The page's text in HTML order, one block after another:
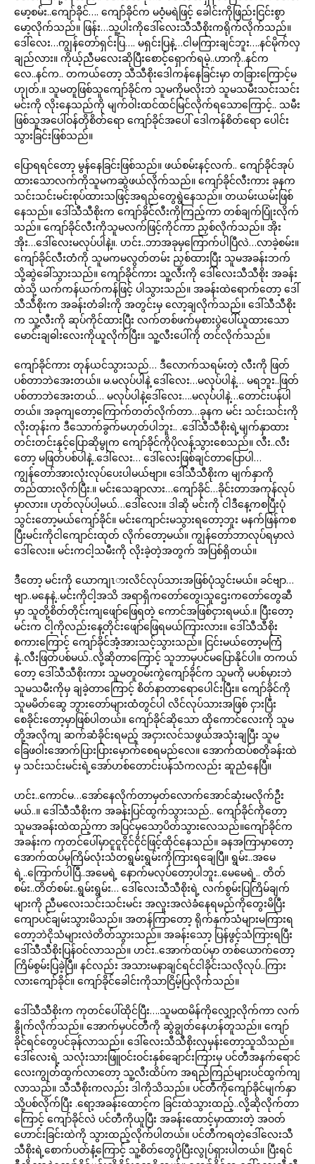
မော့စမ်း..ကျော်ခိုင်…. ကျော်ခိုင်က မဝံ့မရဲဖြင့် ခေါင်းကိုဖြည်းငြင်းစွာ
မော့လိုက်သည်။ ဖြန်း…သူ့ပါးကိုဒေါ်လေးသီသီစိုးကရိုက်လိုက်သည်။
ဒေါ်လေး…ကျွန်တော်ရှင်းပြ…. မရှင်းပြနဲ့…ငါမကြားချင်ဘူး….နင်မိုက်လှ
ချည်လား။ ကိုယ့်ညီမလေးဆိုပြီးစောင့်ရှောက်ရမဲ့..ဟာကို..နင်က
လေ..နင်က.. တကယ်တော့ သီသီစိုးဒေါကန်နေခြင်းမှာ တခြားကြောင့်မ
ဟုုတ်.။ သူမတူဖြစ်သူကျော်ခိုင်က သူမကိုမလိုးဘဲ သူမသမီးသင်းသင်း
မင်းကို လိုးနေသည်ကို မျက်ဝါးထင်ထင်မြင်လိုက်ရသောကြောင့်.. သမီး
ဖြစ်သူအပေါ်ဝန်တိုစိတ်ရော ကျော်ခိုင်အပေါ် ဒေါကန်စိတ်ရော ပေါင်း
သွားခြင်းဖြစ်သည်။
ပြောရရင်တော့ မွန်နေခြင်းဖြစ်သည်။ ဖယ်စမ်းနင့်လက်.. ကျော်ခိုင်အုပ်
ထားသောလက်ကိုသူမကဆွဲဖယ်လိုက်သည်။ ကျော်ခိုင်လီးကား ခုနက
သင်းသင်းမင်းစုပ်ထားသဖြင့်အရည်တွေရွဲနေသည်။ တယမ်းယမ်းဖြစ်
နေသည်။ ဒေါ်သီသီစိုးက ကျော်ခိုင်လီးကိုကြည့်ကာ တစ်ချက်ပြုံးလိုက်
သည်။ ကျော်ခိုင်လီးကိုသူမလက်ဖြင့်ကိုင်ကာ ညှစ်လိုက်သည်။ အိုး
အိုး…ဒေါ်လေးမလုပ်ပါနဲ့။. ဟင်း..ဘာအခုမှကြောက်ပါပြီလဲ…လာခဲ့စမ်း။
ကျော်ခိုင်လီးတံကို သူမကမလွတ်တမ်း ညှစ်ထားပြီး သူမအခန်းဘက်
သို့ဆွဲခေါ်သွားသည်။ ကျော်ခိုင်ကား သူ့လီးကို ဒေါ်လေးသီသီစိုး အခန်း
ထဲသို့ ယက်ကန်ယက်ကန်ဖြင့် ပါသွားသည်။ အခန်းထဲရောက်တော့ ဒေါ်
သီသီစိုးက အခန်းတံခါးကို အတွင်းမှ လော့ချလိုက်သည်။ ဒေါ်သီသီစိုး
က သူ့လီးကို ဆုပ်ကိုင်ထားပြီး လက်တစ်ဖက်မှစားပွဲပေါ်ယူထားသော
မောင်းချဓါးလေးကိုယူလိုက်ပြီး။ သူ့လီးပေါ်ကို တင်လိုက်သည်။
ကျော်ခိုင်ကား တုန်ယင်သွားသည်… ဒီလောက်သရမ်းတဲ့ လီးကို ဖြတ်
ပစ်တာဘဲအေးတယ်။ မ.မလုပ်ပါနဲ့ ဒေါ်လေး…မလုပ်ပါနဲ့… မရဘူး..ဖြတ်
ပစ်တာဘဲအေးတယ်… မလုပ်ပါနဲ့ဒေါ်လေး….မလုပ်ပါနဲ့…တောင်းပန်ပါ
တယ်။ အခုကျတော့ကြောက်တတ်လိုက်တာ…ခုနက မင်း သင်းသင်းကို
လိုးတုန်းက ဒီသောက်ခွက်မဟုတ်ပါဘူး.. .ဒေါ်သီသီစိုးရဲ့မျက်နှာထား
တင်းတင်းနှင့်ပြောဆိုမွုက ကျော်ခိုင်ကိုပိုလန့်သွားစေသည်။ လီး..လီး
တော့ မဖြတ်ပစ်ပါနဲ့..ဒေါ်လေး… ဒေါ်လေးဖြစ်ချင်တာပြောပါ…
ကျွန်တော်အားလုံးလုပ်ပေးပါမယ်ဗျာ။ ဒေါ်သီသီစိုးက မျက်နှာကို
တည်ထားလိုက်ပြီး.။ မင်းသေချာလား…ကျော်ခိုင်…ခိုင်းတာအကုန်လုပ်
မှာလား။ ဟုတ်လုပ်ပါ့မယ်…ဒေါ်လေး။ ဒါဆို မင်းကို ငါဒီနေ့ကစပြီးပုံ
သွင်းတော့မယ်ကျော်ခိုင်။ မင်းကျောင်းမသွားရတော့ဘူး မနက်ဖြန်ကစ
ပြီးမင်းကိုငါကျောင်းထုတ် လိုက်တော့မယ်။ ကျွန်တော်ဘာလုပ်ရမှာလဲ
ဒေါ်လေး။ မင်းကငါ့သမီးကို လိုးခဲ့တဲ့အတွက် အပြစ်ရှိတယ်။
ဒီတော့ မင်းကို ယောကျၤားလိင်လုပ်သားအဖြစ်ပုံသွင်းမယ်။ ခင်ဗျာ…
ဗျာ..မနေနဲ့..မင်းကိုငါ့အသိ အရာရှိကတော်တွေ၊သူဌေးကတော်တွေဆီ
မှာ သူတို့စိတ်တိုင်းကျဖျော်ဖြေရတဲ့ ကောင်အဖြစ်ငှားရမယ်.။ ပြီးတော့
မင်းက ငါ့ကိုလည်းနေ့တိုင်းဖျော်ဖြေရမယ်ကြားလား။ ဒေါ်သီသီစိုး
စကားကြောင့် ကျော်ခိုင်အံ့အားသင့်သွားသည်။ ငြင်းမယ်တော့မကြံ
နဲ့..လီးဖြတ်ပစ်မယ်..လို့ဆိုတာကြောင့် သူဘာမှပင်မပြောနိုင်ပါ။ တကယ်
တော့ ဒေါ်သီသီစိုးကား သူမတူဝမ်းကွဲကျော်ခိုင်က သူမကို မပစ်မှားဘဲ
သူမသမီးကိုမှ ချခဲ့တာကြောင့် စိတ်နာတာရောပေါင်းပြီး။ ကျော်ခိုင်ကို
သူမမိတ်ဆွေ ဘွားတော်များထံတွင်ပါ လိင်လုပ်သားအဖြစ် ငှားပြီး
စေခိုင်းတော့မှာဖြစ်ပါတယ်။ ကျော်ခိုင်ဆိုသော ထိုကောင်လေးကို သူမ
တို့အလိုကျ ဆက်ဆံခိုင်းရမည့် အငှားလင်သဖွယ်အသုံးချပြီး သူမ
ခြေဖဝါးအောက်ပြားပြားမှောက်စေရမည်လေ။ အောက်ထပ်စတိုခန်းထဲ
မှ သင်းသင်းမင်းရဲ့အော်ဟစ်တောင်းပန်သံကလည်း ဆူညံနေပြီ။
ဟင်း..ကောင်မ…အော်နေလိုက်တာမှတ်လောက်အောင်ဆုံးမလိုက်ဦး
မယ်..။ ဒေါ်သီသီစိုးက အခန်းပြင်ထွက်သွားသည်.. ကျော်ခိုင်ကိုတော့
သူမအခန်းထဲထည့်ကာ အပြင်မှသော့ပိတ်သွားလေသည်။ကျော်ခိုင်က
အခန်းက ကုတင်ပေါ်မှာငူငူငိုင်ငိုင်ဖြင့်ထိုင်နေသည်။ ခနအကြာမှာတော့
အောက်ထပ်မှကြိမ်လုံးသံတရွမ်းရွမ်းကိုကြားရချေပြီ။ ရွမ်း..အမေ
ရဲ့..ကြောက်ပါပြီ..အမေရဲ့ နောက်မလုပ်တော့ပါဘူး..မေမေရဲ့.. တိတ်
စမ်း..တိတ်စမ်း..ရွမ်းရွမ်း… ဒေါ်လေးသီသီစိုးရဲ့ လက်စွမ်းပြကြိမ်ချက်
များကို ညီမလေးသင်းသင်းမင်း အလူးအလဲခံနေရမည်ကိုတွေးမိပြီး
ကျောပင်ချမ်းသွားမိသည်။ အတန်ကြာတော့ ရိုက်နှက်သံများမကြားရ
တော့ဘဲငိုသံများလဲတိတ်သွားသည်။ အခန်းသော့ ပြန်ဖွင့်သံကြားရပြီး
ဒေါ်သီသီစိုးပြန်ဝင်လာသည်။ ဟင်း..အောက်ထပ်မှာ တစ်ယောက်တော့
ကြိမ်စွမ်းပြခဲ့ပြီ။ နင်လည်း အသားမနာချင်ရင်ငါခိုင်းသလိုလုပ်..ကြား
လားကျော်ခိုင်။ ကျော်ခိုင်ခေါင်းကိုသာငြိမ့်ပြလိုက်သည်။
ဒေါ်သီသီစိုးက ကုတင်ပေါ်ထိုင်ပြီး….သူမထမိန်ကိုလျှော့လိုက်ကာ လက်
နွိုက်လိုက်သည်။ အောက်မှပင်တီကို ဆွဲချွတ်နေဟန်တူသည်။ ကျော်
ခိုင်ရင်တွေပင်ခုန်လာသည်။ ဒေါ်လေးသီသီစိုးလှမှန်းတော့သူသိသည်။
ဒေါ်လေးရဲ့ သလုံးသားဖြူဝင်းဝင်းနှစ်ချောင်းကြားမှ ပင်တီအနက်ရောင်
လေးကျွတ်ထွက်လာတော့ သူ့လီးထိပ်က အရည်ကြည်များပင်ထွက်ကျ
လာသည်။ သီသီစိုးကလည်း ဒါကိုသိသည်။ ပင်တီကိုကျော်ခိုင်မျက်နှာ
သို့ပစ်လိုက်ပြီး .ရော့အခန်းထောင့်က ခြင်းထဲသွားထည့်..လို့ဆိုလိုက်တာ
ကြောင့် ကျော်ခိုင်လဲ ပင်တီကိုယူပြီး အခန်းထောင့်မှာထားတဲ့ အဝတ်
ဟောင်းခြင်းထဲကို သွားထည့်လိုက်ပါတယ်။ ပင်တီကရတဲ့ဒေါ်လေးသီ
သီစိုးရဲ့စောက်ပတ်နံ့ကြောင့် သူ့စိတ်တွေပိုပြီးလွုပ်ရှားပါတယ်။ ပြီးရင်